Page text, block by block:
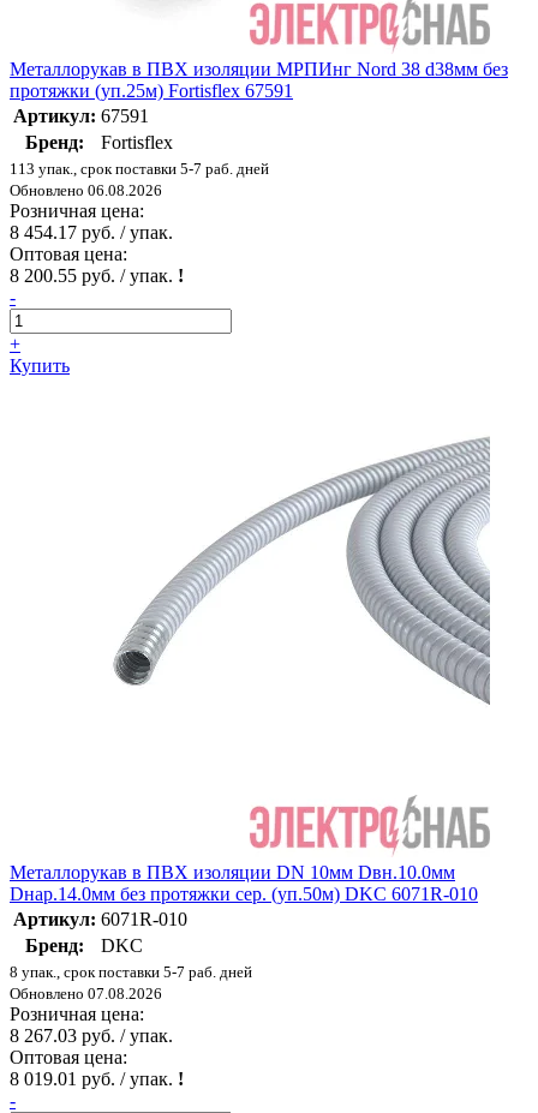
Металлорукав в ПВХ изоляции МРПИнг Nord 38 d38мм без
протяжки (уп.25м) Fortisflex 67591
Артикул: 67591
Бренд:
Fortisflex
113 упак., срок поставки 5-7 раб. дней
Обновлено 06.08.2026
Розничная цена:
8 454.17 руб. / упак.
Оптовая цена:
8 200.55 руб. / упак. !
-
+
Купить
Металлорукав в ПВХ изоляции DN 10мм Dвн.10.0мм
Dнар.14.0мм без протяжки сер. (уп.50м) DKC 6071R-010
Артикул: 6071R-010
Бренд:
DKC
8 упак., срок поставки 5-7 раб. дней
Обновлено 07.08.2026
Розничная цена:
8 267.03 руб. / упак.
Оптовая цена:
8 019.01 руб. / упак. !
-